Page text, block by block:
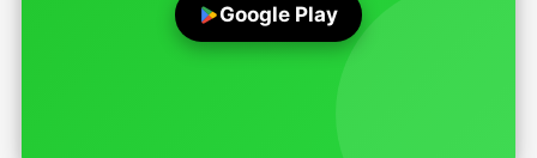
Google Play